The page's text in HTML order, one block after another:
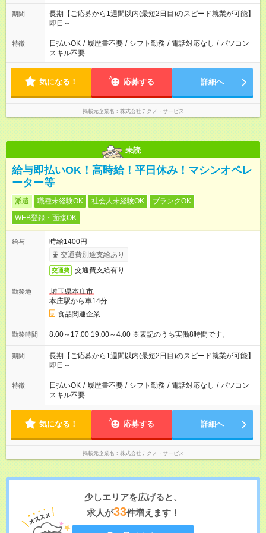
期間
長期【ご応募から1週間以内(最短2日目)のスピード就業が可能】
即日～
特徴 日払いOK / 履歴書不要 / シフト勤務 / 電話対応なし / パソコン
スキル不要
気になる！ 応募する 詳細へ
掲載元企業名 株式会社テクノ・サービス
未読
給与即払いOK！高時給！平日休み！マシンオペレ
ーター等
派遣 職種未経験OK 社会人未経験OK
ブランクOK
WEB登録・面接OK
給与
時給1400円
交通費別途支給あり
交通費 交通費支給有り
勤務地
埼玉県本庄市
本庄駅から車14分
食品関連企業
勤務時間 8:00～17:00 19:00～4:00 ※表記のうち実働8時間です。
期間
長期【ご応募から1週間以内(最短2日目)のスピード就業が可能】
即日～
特徴 日払いOK / 履歴書不要 / シフト勤務 / 電話対応なし / パソコン
スキル不要
気になる！ 応募する 詳細へ
掲載元企業名 株式会社テクノ・サービス
少しエリアを広げると、
求人が33件増えます！